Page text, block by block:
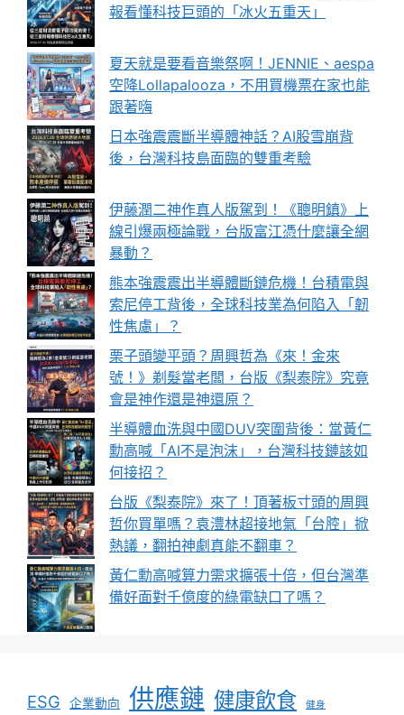
報看懂科技巨頭的「冰火五重天」
夏天就是要看音樂祭啊！JENNIE、aespa
空降Lollapalooza，不用買機票在家也能
跟著嗨
日本強震震斷半導體神話？AI股雪崩背
後，台灣科技島面臨的雙重考驗
伊藤潤二神作真人版駕到！《聰明鎮》上
線引爆兩極論戰，台版富江憑什麼讓全網
暴動？
熊本強震震出半導體斷鏈危機！台積電與
索尼停工背後，全球科技業為何陷入「韌
性焦慮」？
栗子頭變平頭？周興哲為《來！金來
號！》剃髮當老闆，台版《梨泰院》究竟
會是神作還是神還原？
半導體血洗與中國DUV突圍背後：當黃仁
勳高喊「AI不是泡沫」，台灣科技鏈該如
何接招？
台版《梨泰院》來了！頂著板寸頭的周興
哲你買單嗎？袁澧林超接地氣「台腔」掀
熱議，翻拍神劇真能不翻車？
黃仁勳高喊算力需求擴張十倍，但台灣準
備好面對千億度的綠電缺口了嗎？
ESG 企業動向 供應鏈 健康飲食 健身